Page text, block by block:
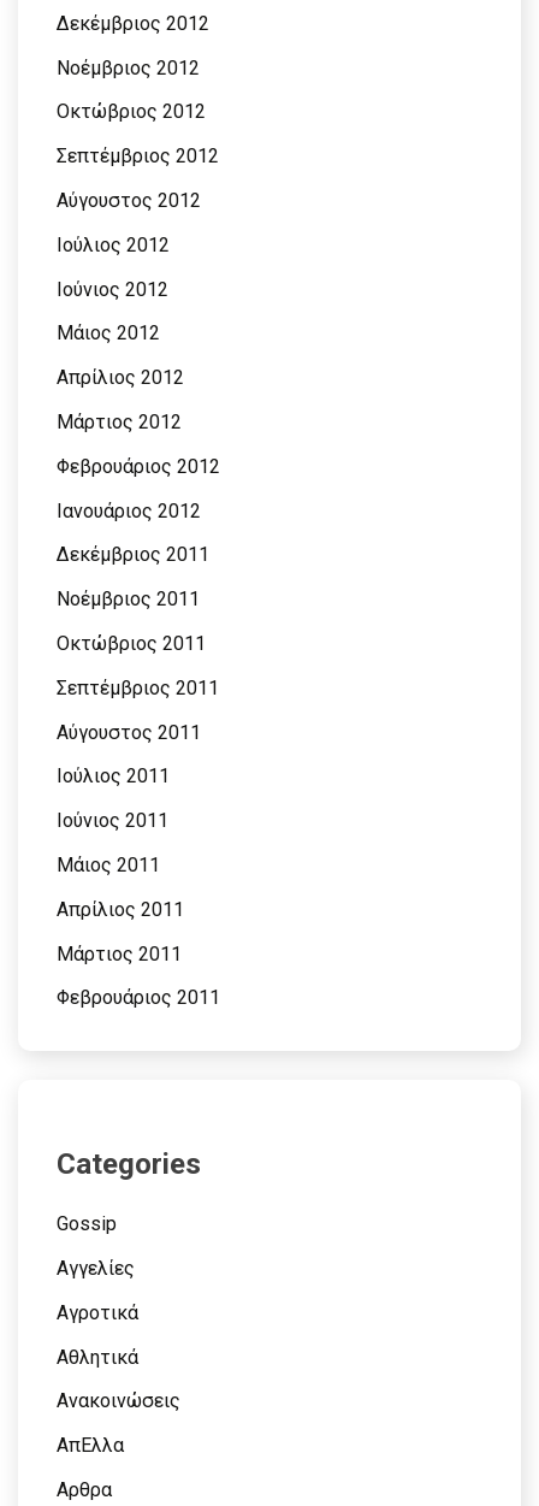
Δεκέμβριος 2012
Νοέμβριος 2012
Οκτώβριος 2012
Σεπτέμβριος 2012
Αύγουστος 2012
Ιούλιος 2012
Ιούνιος 2012
Μάιος 2012
Απρίλιος 2012
Μάρτιος 2012
Φεβρουάριος 2012
Ιανουάριος 2012
Δεκέμβριος 2011
Νοέμβριος 2011
Οκτώβριος 2011
Σεπτέμβριος 2011
Αύγουστος 2011
Ιούλιος 2011
Ιούνιος 2011
Μάιος 2011
Απρίλιος 2011
Μάρτιος 2011
Φεβρουάριος 2011
Categories
Gossip
Αγγελίες
Αγροτικά
Αθλητικά
Ανακοινώσεις
ΑπΕλλα
Αρθρα